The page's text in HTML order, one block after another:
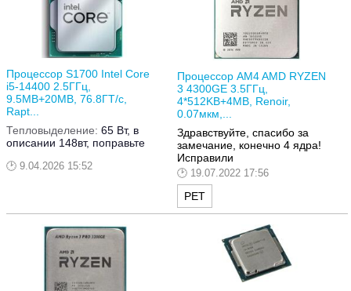
Процессор S1700 Intel Core
i5-14400 2.5ГГц,
9.5MB+20MB, 76.8ГТ/с,
Rapt...
Тепловыделение: 65 Вт, в
описании 148вт, поправьте
9.04.2026 15:52
Процессор AM4 AMD RYZEN
3 4300GE 3.5ГГц,
4*512KB+4MB, Renoir,
0.07мкм,...
Здравствуйте, спасибо за
замечание, конечно 4 ядра!
Исправили
19.07.2022 17:56
РЕТ